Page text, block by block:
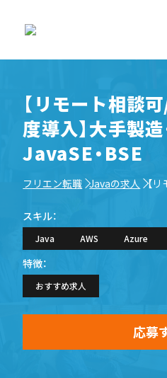
【リモート相談
度導入】大手製
JavaSE・BSE
フリエン転職 Javaの求人 【
スキル：
Java AWS Azure
特徴：
おすすめ求人
応募